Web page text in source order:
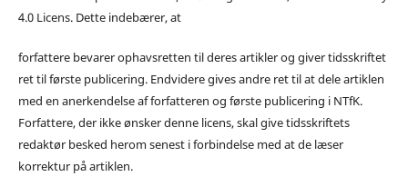
4.0 Licens. Dette indebærer, at
forfattere bevarer ophavsretten til deres artikler og giver tidsskriftet
ret til første publicering. Endvidere gives andre ret til at dele artiklen
med en anerkendelse af forfatteren og første publicering i NTfK.
Forfattere, der ikke ønsker denne licens, skal give tidsskriftets
redaktør besked herom senest i forbindelse med at de læser
korrektur på artiklen.